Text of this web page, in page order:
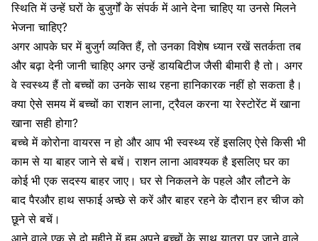
स्थिति में उन्हें घरों के बुजुर्गों के संपर्क में आने देना चाहिए या उनसे मिलने
भेजना चाहिए?
अगर आपके घर में बुजुर्ग व्यक्ति हैं, तो उनका विशेष ध्यान रखें सतर्कता तब
और बढ़ा देनी जानी चाहिए अगर उन्हें डायबिटीज जैसी बीमारी है तो। अगर
वे स्वस्थ्य हैं तो बच्चों का उनके साथ रहना हानिकारक नहीं हो सकता है।
क्या ऐसे समय में बच्चों का राशन लाना, ट्रैवल करना या रेस्टोरेंट में खाना
खाना सही होगा?
बच्चे में कोरोना वायरस न हो और आप भी स्वस्थ्य रहें इसलिए ऐसे किसी भी
काम से या बाहर जाने से बचें। राशन लाना आवश्यक है इसलिए घर का
कोई भी एक सदस्य बाहर जाए। घर से निकलने के पहले और लौटने के
बाद पैरऔर हाथ सफाई अच्छे से करें और बाहर रहने के दौरान हर चीज को
छूने से बचें।